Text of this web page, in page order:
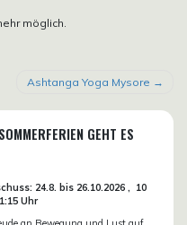
möglich.
Ashtanga Yoga Mysore
GEHT ES
24.8. bis 26.10.2026 , 10
Uhr